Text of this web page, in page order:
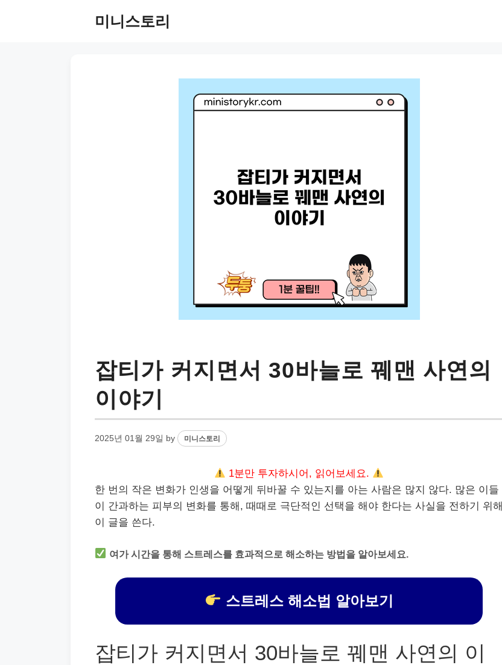
미니스토리
잡티가 커지면서 30바늘로 꿰맨 사연의
이야기
2025년 01월 29일 by 미니스토리
1분만 투자하시어, 읽어보세요.
한 번의 작은 변화가 인생을 어떻게 뒤바꿀 수 있는지를 아는 사람은 많지 않다. 많은 이들
이 간과하는 피부의 변화를 통해, 때때로 극단적인 선택을 해야 한다는 사실을 전하기 위해
이 글을 쓴다.
여가 시간을 통해 스트레스를 효과적으로 해소하는 방법을 알아보세요.
스트레스 해소법 알아보기
잡티가 커지면서 30바늘로 꿰맨 사연의 이